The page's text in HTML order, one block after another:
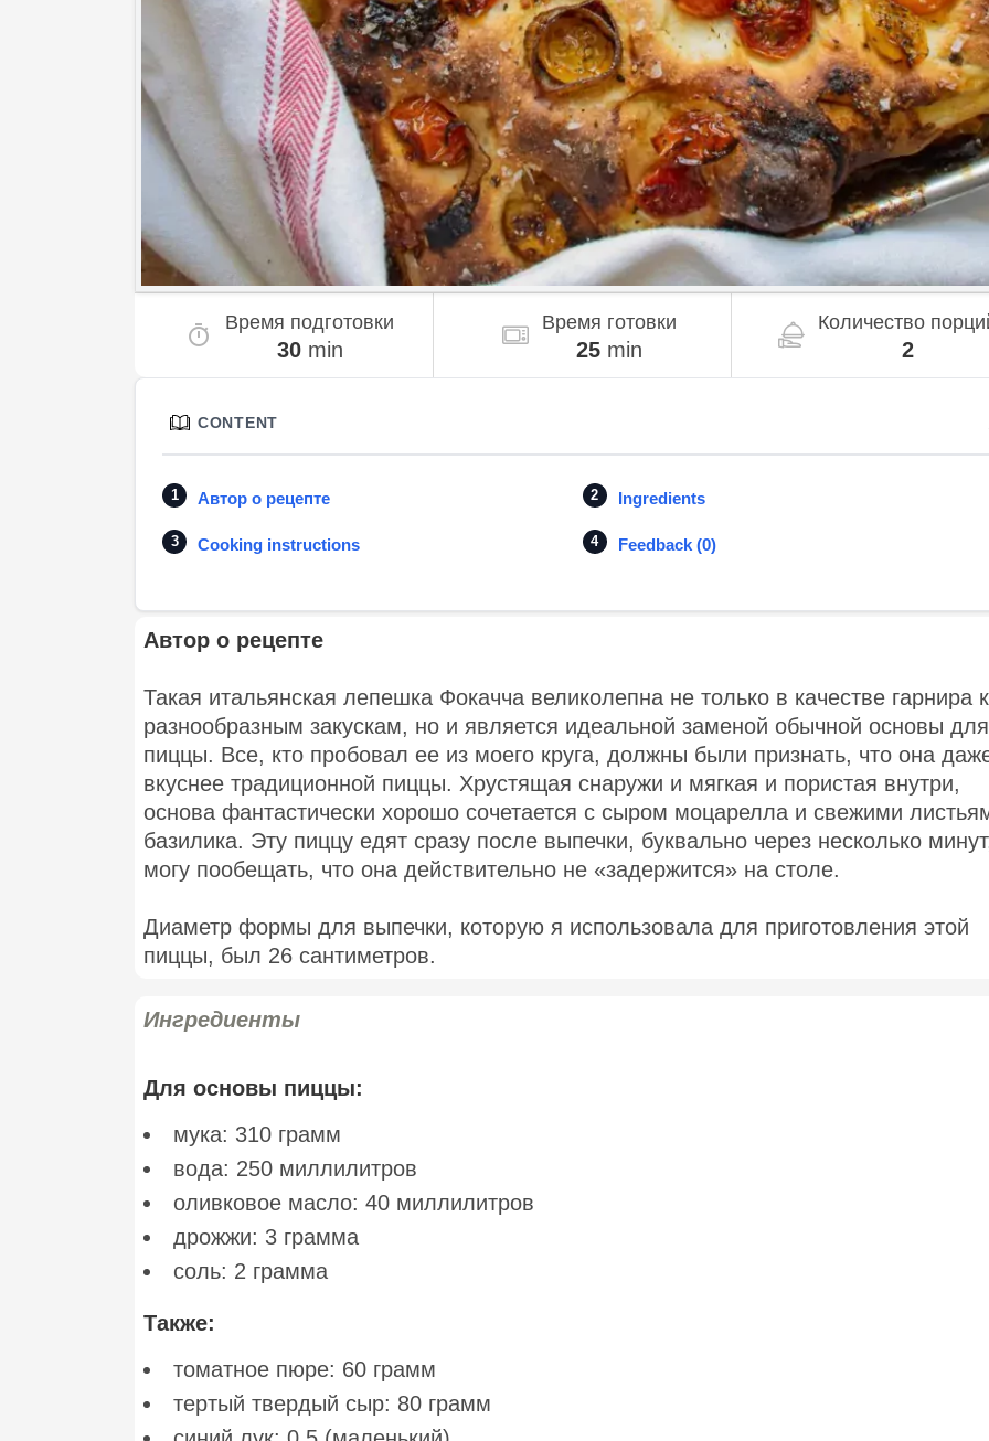
Время подготовки
30min
Время готовки
25min
Количество
2
CONTENT
Автор о рецепте Ingredients
Cooking instructions Feedback (0)
Автор о рецепте
Такая итальянская лепешка Фокачча великолепна не только в качестве гарнира к
разнообразным закускам, но и является идеальной заменой обычной основы для
пиццы. Все, кто пробовал ее из моего круга, должны были признать, что она
вкуснее традиционной пиццы. Хрустящая снаружи и мягкая и пористая внутри,
основа фантастически хорошо сочетается с сыром моцарелла и свежими
базилика. Эту пиццу едят сразу после выпечки, буквально через несколько
могу пообещать, что она действительно не «задержится» на столе.
Диаметр формы для выпечки, которую я использовала для приготовления этой
пиццы, был 26 сантиметров.
Ингредиенты
Для основы пиццы:
мука: 310 грамм
вода: 250 миллилитров
оливковое масло: 40 миллилитров
дрожжи: 3 грамма
соль: 2 грамма
Также:
томатное пюре: 60 грамм
тертый твердый сыр: 80 грамм